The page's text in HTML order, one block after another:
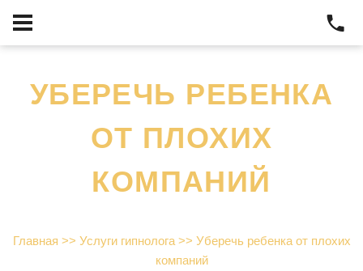
УБЕРЕЧЬ РЕБЕНКА
ОТ ПЛОХИХ
КОМПАНИЙ
Главная >> Услуги гипнолога>> Уберечь ребенка от плохих
компаний